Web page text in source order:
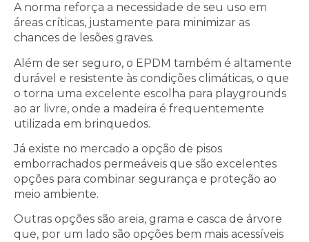
A norma reforça a necessidade de seu uso em
áreas críticas, justamente para minimizar as
chances de lesões graves.
Além de ser seguro, o EPDM também é altamente
durável e resistente às condições climáticas, o que
o torna uma excelente escolha para playgrounds
ao ar livre, onde a madeira é frequentemente
utilizada em brinquedos.
Já existe no mercado a opção de pisos
emborrachados permeáveis que são excelentes
opções para combinar segurança e proteção ao
meio ambiente.
Outras opções são areia, grama e casca de árvore
que, por um lado são opções bem mais acessíveis